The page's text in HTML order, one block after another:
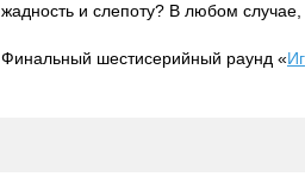
жадность и слепоту? В любом
Финальный шестисерийный раунд «